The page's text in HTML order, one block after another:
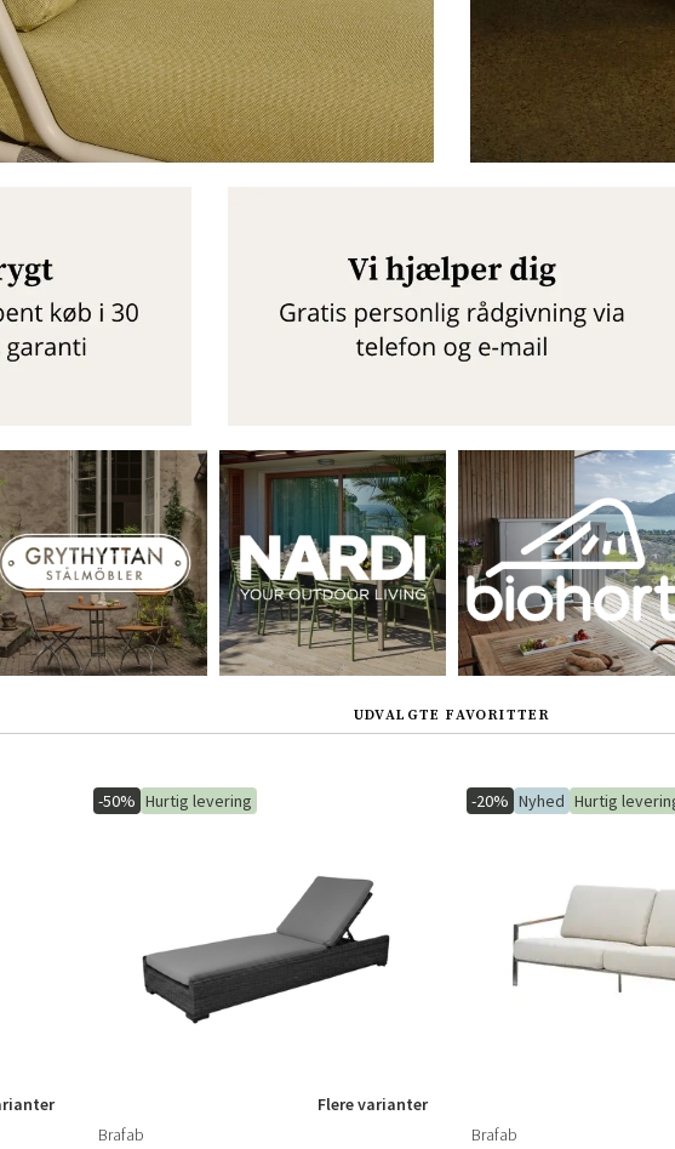
Danmark
Norge
Suomi
UDVALGTE FAVORITTER
-50% Hurtig levering
Flere varianter
Brafab
-20% Nyhed Hurtig
Brafab